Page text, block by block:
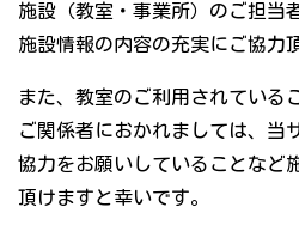
施設（教室・事業所）のご担当
施設情報の内容の充実にご協力
また、教室のご利用されている
ご関係者におかれましては、当
協力をお願いしていることなど
頂けますと幸いです。